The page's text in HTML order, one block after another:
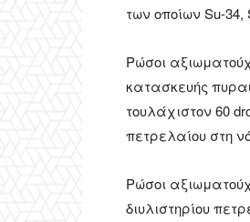
των οποίων Su-34,
Ρώσοι
κατασκευής
τουλάχιστον 60
πετρελαίου στη
Ρώσοι
διυλιστηρίου